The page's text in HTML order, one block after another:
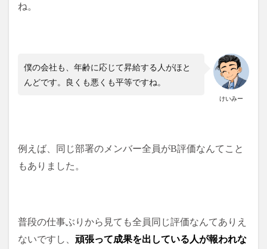
ね。
けいみー
僕の会社も、年齢に応じて昇給する人がほと
んどです。良くも悪くも平等ですね。
例えば、同じ部署のメンバー全員がB評価なんてこと
もありました。
普段の仕事ぶりから見ても全員同じ評価なんてありえ
ないですし、 頑張って成果を出している人が報われな